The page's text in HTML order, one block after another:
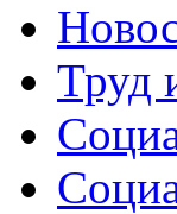
Труд